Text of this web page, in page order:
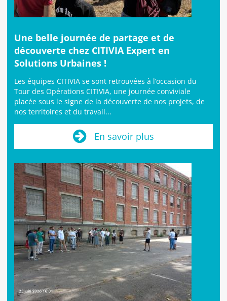
Une belle journée de partage et de
découverte chez CITIVIA Expert en
Solutions Urbaines !
Les équipes CITIVIA se sont retrouvées à l’occasion du
Tour des Opérations CITIVIA, une journée conviviale
placée sous le signe de la découverte de nos projets, de
nos territoires et du travail...
En savoir plus